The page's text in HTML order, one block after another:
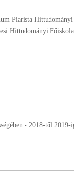
Piarista Hittudományi
Hittudományi Főiskola
- 2018-től 2019-